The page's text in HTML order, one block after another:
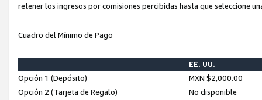
retener los ingresos por comisiones percibidas hasta que seleccione
Cuadro del Mínimo de Pago
EE. UU.
Opción 1 (Depósito)
MXN $2,000.00
Opción 2 (Tarjeta de Regalo)
No disponible